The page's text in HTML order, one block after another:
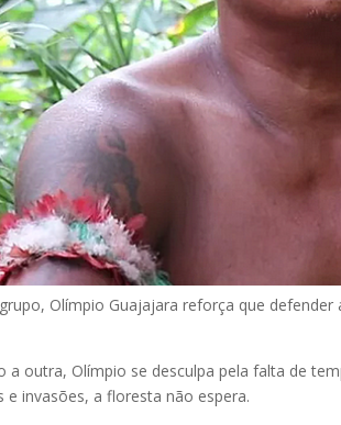
Olímpio Guajajara reforça que
a outra, Olímpio se desculpa pela falta de
e invasões, a floresta não espera.